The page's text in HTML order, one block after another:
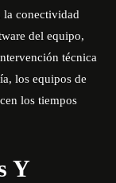
la conectividad
del equipo,
técnica
los equipos de
los tiempos
Y